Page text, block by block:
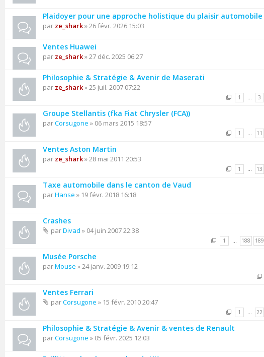
Plaidoyer pour une approche holistique du plaisir automobile
par ze_shark» 26 févr. 2026 15:03
Ventes Huawei
par ze_shark» 27 déc. 2025 06:27
Philosophie & Stratégie & Avenir de Maserati
par ze_shark» 25 juil. 2007 07:22
1 … 3
Groupe Stellantis (fka Fiat Chrysler (FCA))
parCorsugone » 06 mars 2015 18:57
1 … 11
Ventes Aston Martin
par ze_shark» 28 mai 2011 20:53
1 … 13
Taxe automobile dans le canton de Vaud
parHanse » 19 févr. 2018 16:18
Crashes
parDivad » 04 juin 2007 22:38
1 … 188 189
Musée Porsche
parMouse » 24 janv. 2009 19:12
Ventes Ferrari
parCorsugone » 15 févr. 2010 20:47
1 … 22
Philosophie & Stratégie & Avenir & ventes de Renault
parCorsugone » 05 févr. 2025 12:03